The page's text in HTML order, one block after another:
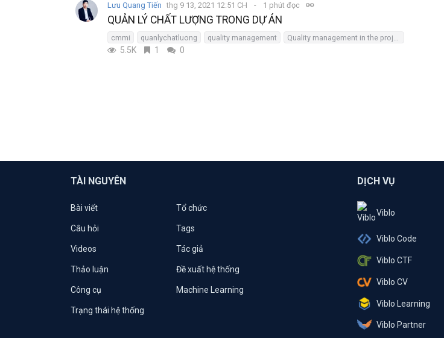
Lưu Quang Tiến thg 9 13, 2021 12:51 CH 1 phút đọc
QUẢN LÝ CHẤT LƯỢNG TRONG DỰ ÁN
cmmi quanlychatluong quality management Quality management in the project
5.5K 1 0
TÀI NGUYÊN
Bài viết Tổ chức
Câu hỏi Tags
Videos Tác giả
Thảo luận Đề xuất hệ thống
Công cụ Machine Learning
Trạng thái hệ thống
DỊCH VỤ
Viblo
Viblo Code
Viblo CTF
Viblo CV
Viblo Learning
Viblo Partner